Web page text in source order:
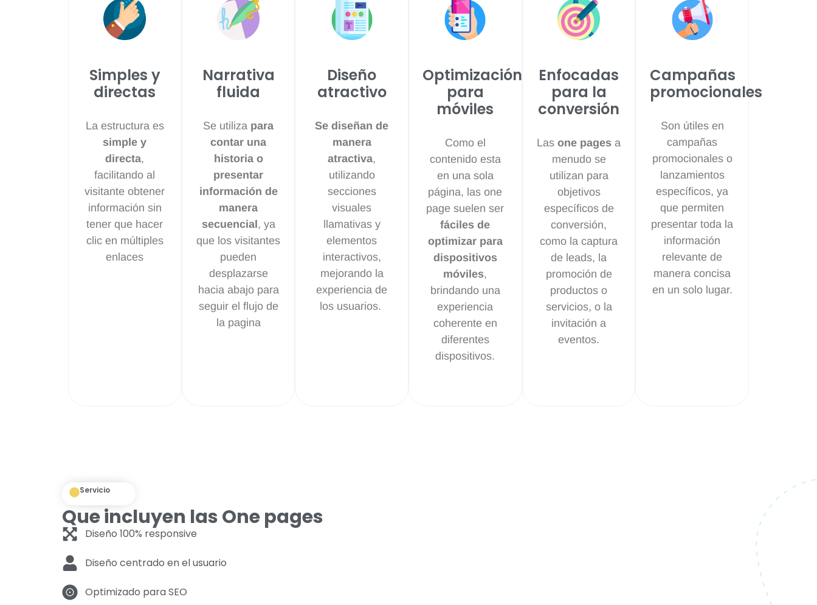
Simples y
directas
La estructura es
simple y
directa,
facilitando al
visitante obtener
información sin
tener que hacer
clic en múltiples
enlaces
Narrativa
fluida
Se utiliza para
contar una
historia o
presentar
información de
manera
secuencial , ya
que los visitantes
pueden
desplazarse
hacia abajo para
seguir el flujo de
la pagina
Diseño
atractivo
Se diseñan de
manera
atractiva,
utilizando
secciones
visuales
llamativas y
elementos
interactivos,
mejorando la
experiencia de
los usuarios.
Optimización
para
móviles
Como el
contenido esta
en una sola
página, las one
page suelen ser
fáciles de
optimizar para
dispositivos
móviles,
brindando una
experiencia
coherente en
diferentes
dispositivos.
Enfocadas
para la
conversión​
Lasone pages a
menudo se
utilizan para
objetivos
específicos de
conversión,
como la captura
de leads, la
promoción de
productos o
servicios, o la
invitación a
eventos.
Campañas
promocionales
Son útiles en
campañas
promocionales o
lanzamientos
específicos, ya
que permiten
presentar toda la
información
relevante de
manera concisa
en un solo lugar.
Servicio
Que incluyen las One pages
Diseño 100% responsive
Diseño centrado en el usuario
Optimizado para SEO